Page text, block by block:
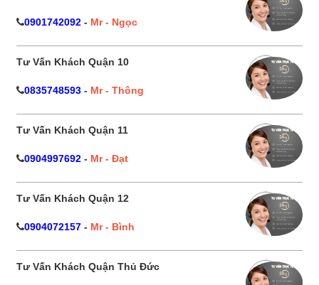
0901742092 - Mr - Ngọc
Tư Vấn Khách Quận 10
0835748593 - Mr - Thông
Tư Vấn Khách Quận 11
0904997692 - Mr - Đạt
Tư Vấn Khách Quận 12
0904072157 - Mr - Bình
Tư Vấn Khách Quận Thủ Đức